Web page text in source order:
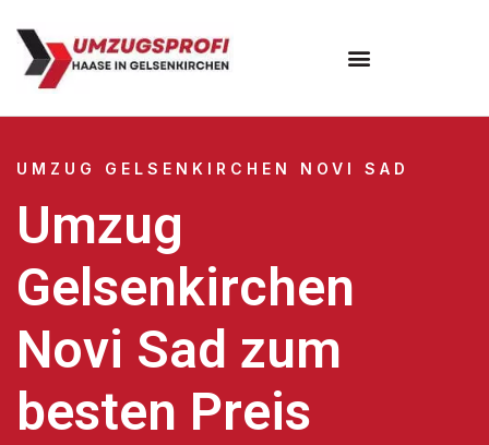
UMZUG GELSENKIRCHEN NOVI SAD
Umzug
Gelsenkirchen
Novi Sad zum
besten Preis